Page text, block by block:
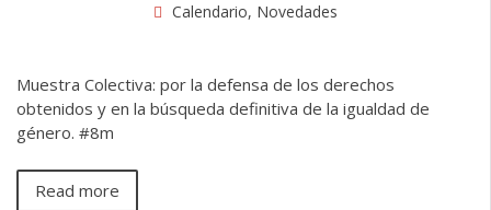
Calendario, Novedades
Muestra Colectiva: por la defensa de los derechos
obtenidos y en la búsqueda definitiva de la igualdad de
género. #8m
Read more